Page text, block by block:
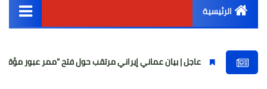
الرئيسية
أخبار مصر
عاجل | بيان عماني إيراني مرتقب حول فتح "ممر عبور مؤقت" في مضيق